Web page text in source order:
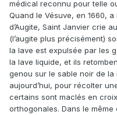
médical reconnu pour telle
Quand le Vésuve, en 1660,
d’Augite, Saint Janvier crie
(l’augite plus précisément)
la lave est expulsée par les
la lave liquide, et ils
genou sur le sable noir de la
aujourd’hui, pour récolter
certains sont maclés en
orthogonales. Dans le